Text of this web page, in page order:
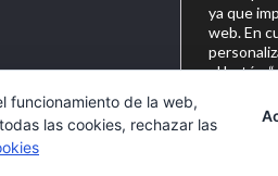
ya que
web. En
el botón
cookies
funcionamiento de la web,
las cookies, rechazar las